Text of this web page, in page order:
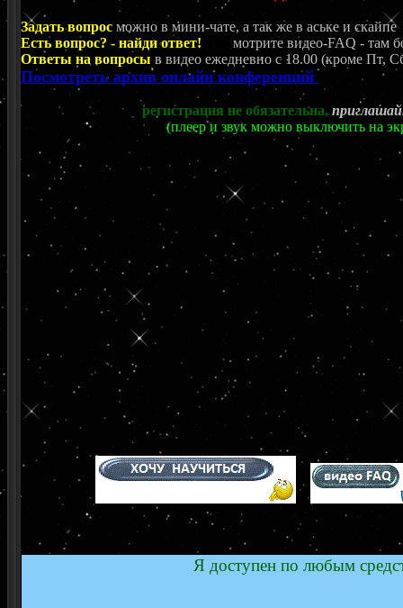
Задать вопрос можно в мини-чате, а так же в аське и скайпе
Есть вопрос? - найди ответ!
мотрите видео-FAQ - там
Ответы на вопросы в видео ежедневно c 18.00 (кроме Пт,
Посмотреть архив онлайн конференций
регистрация не обязательна,
(плеер и звук можно выключить на
Я доступен по любым